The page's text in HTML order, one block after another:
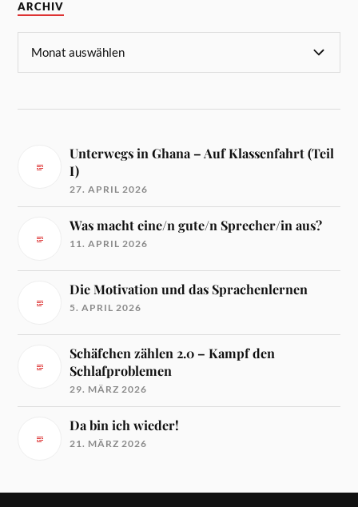
ARCHIV
Unterwegs in Ghana – Auf Klassenfahrt (Teil
I)
27. APRIL 2026
Was macht eine/n gute/n Sprecher/in aus?
11. APRIL 2026
Die Motivation und das Sprachenlernen
5. APRIL 2026
Schäfchen zählen 2.0 – Kampf den
Schlafproblemen
29. MÄRZ 2026
Da bin ich wieder!
21. MÄRZ 2026